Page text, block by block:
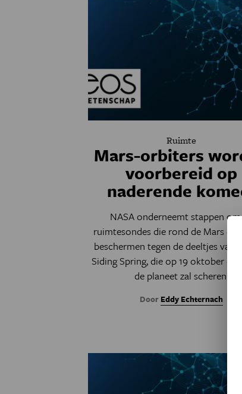
Ruimte
Mars-orbiters
voorbereid op
naderende
NASA onderneemt stappen
ruimtesondes die rond de Mars
beschermen tegen de deeltjes van
Siding Spring, die op 19 oktober
de planeet zal scheren.
Door Eddy Echternach